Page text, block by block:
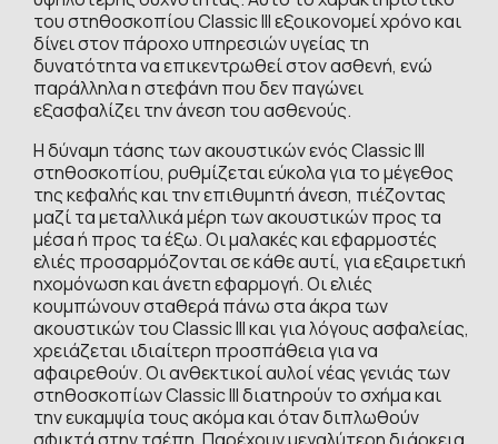
του στηθοσκοπίου Classic III εξοικονομεί χρόνο και
δίνει στον πάροχο υπηρεσιών υγείας τη
δυνατότητα να επικεντρωθεί στον ασθενή, ενώ
παράλληλα η στεφάνη που δεν παγώνει
εξασφαλίζει την άνεση του ασθενούς.
Η δύναμη τάσης των ακουστικών ενός Classic III
στηθοσκοπίου, ρυθμίζεται εύκολα για το μέγεθος
της κεφαλής και την επιθυμητή άνεση, πιέζοντας
μαζί τα μεταλλικά μέρη των ακουστικών προς τα
μέσα ή προς τα έξω. Οι μαλακές και εφαρμοστές
ελιές προσαρμόζονται σε κάθε αυτί, για εξαιρετική
ηχομόνωση και άνετη εφαρμογή. Οι ελιές
κουμπώνουν σταθερά πάνω στα άκρα των
ακουστικών του Classic III και για λόγους ασφαλείας,
χρειάζεται ιδιαίτερη προσπάθεια για να
αφαιρεθούν. Οι ανθεκτικοί αυλοί νέας γενιάς των
στηθοσκοπίων Classic III διατηρούν το σχήμα και
την ευκαμψία τους ακόμα και όταν διπλωθούν